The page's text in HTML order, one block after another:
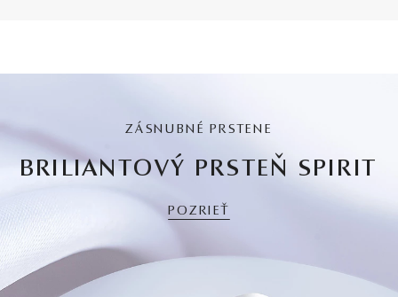
ZÁSNUBNÉ PRSTENE
BRILIANTOVÝ PRSTEŇ SPIRIT
POZRIEŤ